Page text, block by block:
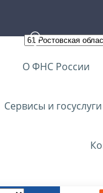
О ФНС России
Сервисы и госуслуги